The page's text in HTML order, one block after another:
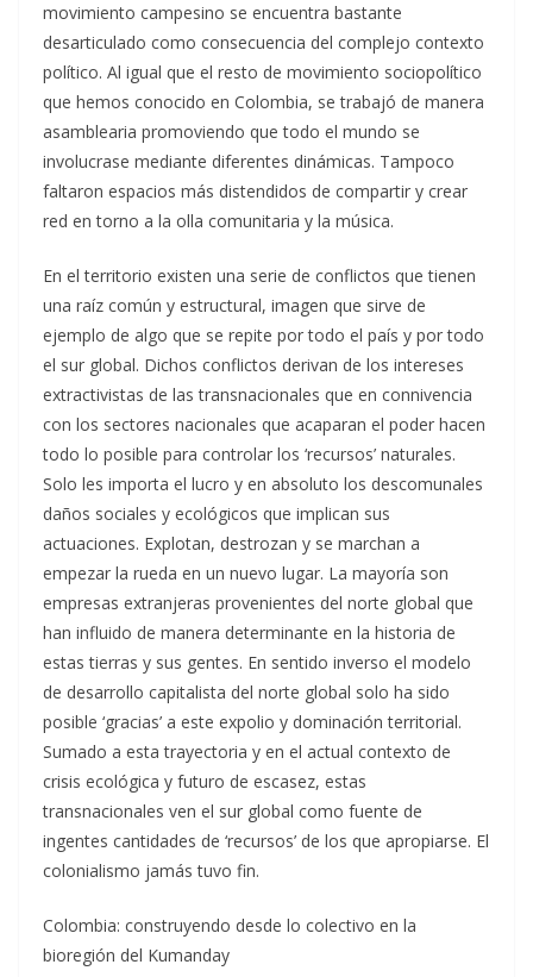
movimiento campesino se encuentra bastante
desarticulado como consecuencia del complejo contexto
político. Al igual que el resto de movimiento sociopolítico
que hemos conocido en Colombia, se trabajó de manera
asamblearia promoviendo que todo el mundo se
involucrase mediante diferentes dinámicas. Tampoco
faltaron espacios más distendidos de compartir y crear
red en torno a la olla comunitaria y la música.
En el territorio existen una serie de conflictos que tienen
una raíz común y estructural, imagen que sirve de
ejemplo de algo que se repite por todo el país y por todo
el sur global. Dichos conflictos derivan de los intereses
extractivistas de las transnacionales que en connivencia
con los sectores nacionales que acaparan el poder hacen
todo lo posible para controlar los ‘recursos’ naturales.
Solo les importa el lucro y en absoluto los descomunales
daños sociales y ecológicos que implican sus
actuaciones. Explotan, destrozan y se marchan a
empezar la rueda en un nuevo lugar. La mayoría son
empresas extranjeras provenientes del norte global que
han influido de manera determinante en la historia de
estas tierras y sus gentes. En sentido inverso el modelo
de desarrollo capitalista del norte global solo ha sido
posible ‘gracias’ a este expolio y dominación territorial.
Sumado a esta trayectoria y en el actual contexto de
crisis ecológica y futuro de escasez, estas
transnacionales ven el sur global como fuente de
ingentes cantidades de ‘recursos’ de los que apropiarse. El
colonialismo jamás tuvo fin.
Colombia: construyendo desde lo colectivo en la
bioregión del Kumanday